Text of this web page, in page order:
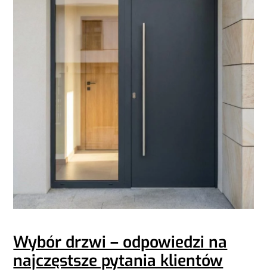
Wybór drzwi – odpowiedzi na
najczęstsze pytania klientów